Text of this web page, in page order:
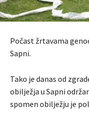
Počast žrtavama
Sapni.
Tako je danas od
obilježja u Sapni
spomen obilježju je